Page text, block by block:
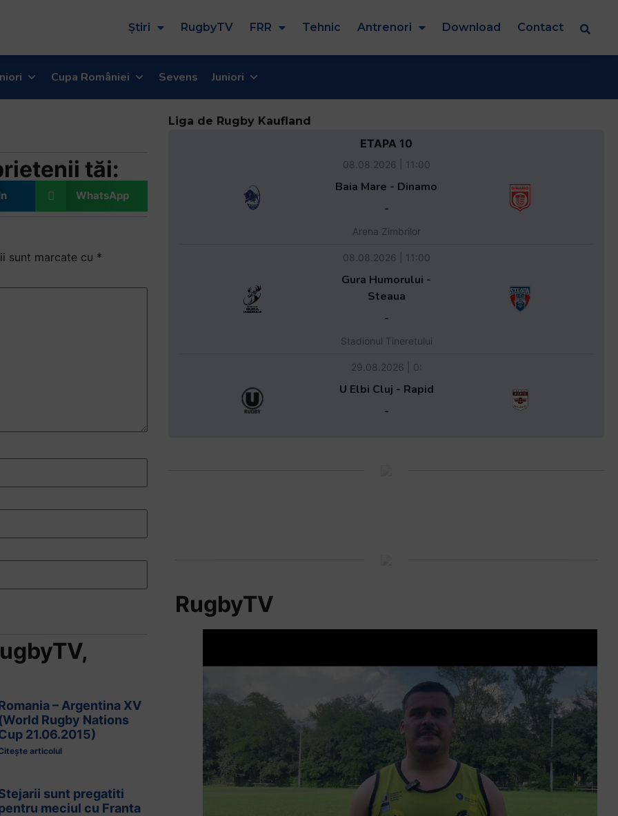
Știri RugbyTV FRR Tehnic Antrenori Download Contact
Cupa României Sevens Juniori
tăi:
WhatsApp
sunt marcate cu *
,
– Argentina XV
Rugby Nations
21.06.2015)
articolul
sunt pregatiti
meciul cu Franta
Liga de Rugby Kaufland
ETAPA 10
08.08.2026 | 11:00
Baia Mare - Dinamo
-
Arena Zimbrilor
08.08.2026 | 11:00
Gura Humorului -
Steaua
-
Stadionul Tineretului
29.08.2026 | 0:
U Elbi Cluj - Rapid
-
RugbyTV